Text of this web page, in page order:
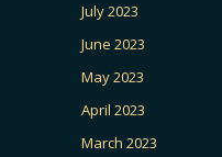
July 2023
June 2023
May 2023
April 2023
March 2023